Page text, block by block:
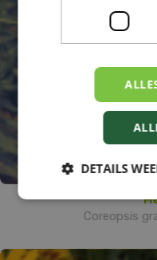
Coreopsis
DETAILS